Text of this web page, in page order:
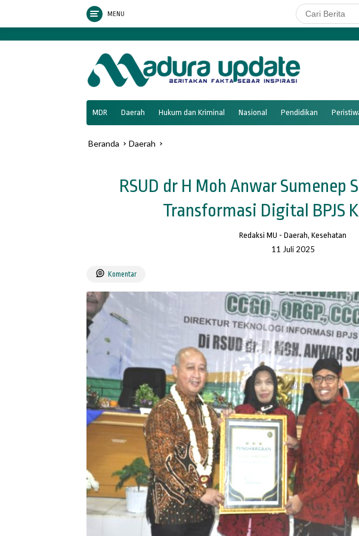
MENU
MDR Daerah Hukum dan Kriminal Nasional Pendidikan
Beranda Daerah
RSUD dr H Moh Anwar Sumenep
Transformasi Digital BPJS
Redaksi MU -Daerah,Kesehatan
11 Juli 2025
Komentar